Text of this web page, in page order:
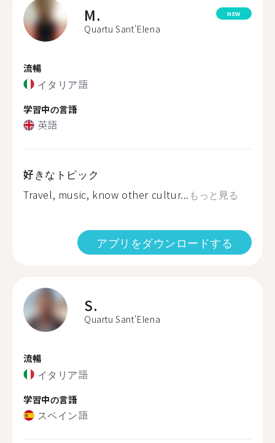
M.
Quartu Sant'Elena
NEW
流暢
イタリア語
学習中の言語
英語
好きなトピック
Travel, music, know other cultur... もっと見る
アプリをダウンロードする
S.
Quartu Sant'Elena
流暢
イタリア語
学習中の言語
スペイン語